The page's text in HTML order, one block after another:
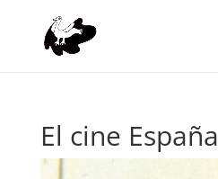
El cine España